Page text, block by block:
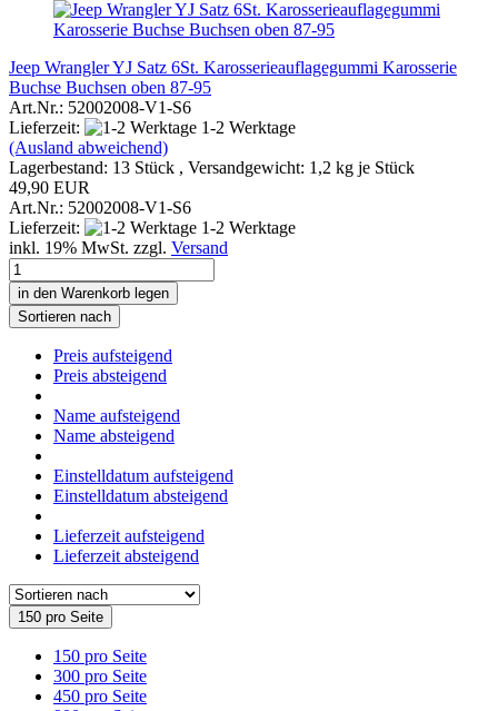
Jeep Wrangler YJ Satz 6St. Karosserieauflagegummi Karosserie
Buchse Buchsen oben 87-95
Art.Nr.: 52002008-V1-S6
Lieferzeit:
1-2 Werktage
(Ausland abweichend)
Lagerbestand: 13 Stück , Versandgewicht: 1,2 kg je Stück
49,90 EUR
Art.Nr.: 52002008-V1-S6
Lieferzeit:
1-2 Werktage
inkl. 19% MwSt. zzgl. Versand
in den Warenkorb legen
Sortieren nach
Preis aufsteigend
Preis absteigend
Name aufsteigend
Name absteigend
Einstelldatum aufsteigend
Einstelldatum absteigend
Lieferzeit aufsteigend
Lieferzeit absteigend
150 pro Seite
150 pro Seite
300 pro Seite
450 pro Seite